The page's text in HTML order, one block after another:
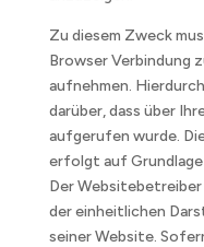
Zu diesem Zweck
Browser Verbindung
aufnehmen.
darüber, dass über
aufgerufen wurde.
erfolgt auf Grundlage
Der
der einheitlichen
seiner Website.